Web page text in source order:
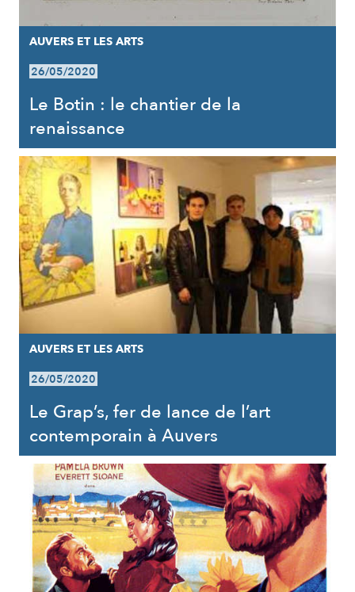
AUVERS ET LES ARTS
26/05/2020
Le Botin : le chantier de la
renaissance
AUVERS ET LES ARTS
26/05/2020
Le Grap’s, fer de lance de l’art
contemporain à Auvers